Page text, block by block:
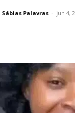
Sábias Palavras - jun 4,